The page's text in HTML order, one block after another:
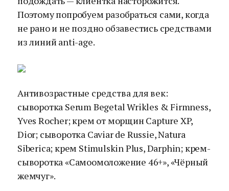
Поэтому попробуем разобраться сами, когда
не рано и не поздно обзавестись средствами
из линий anti-age.
Антивозрастные средства для век:
сыворотка Serum Begetal Wrikles & Firmness,
Yves Rocher; крем от морщин Capture XP,
Dior; сыворотка Caviar de Russie, Natura
Siberica; крем Stimulskin Plus, Darphin; крем-
сыворотка «Самоомоложение 46+», «Чёрный
жемчуг».